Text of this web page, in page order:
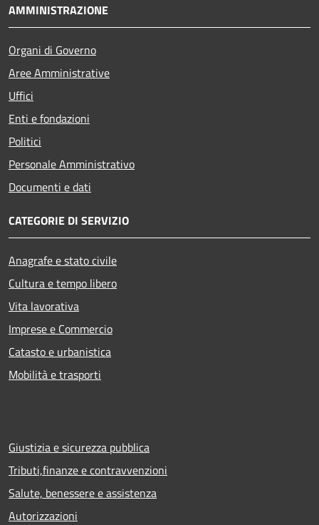
AMMINISTRAZIONE
Organi di Governo
Aree Amministrative
Uffici
Enti e fondazioni
Politici
Personale Amministrativo
Documenti e dati
CATEGORIE DI SERVIZIO
Anagrafe e stato civile
Cultura e tempo libero
Vita lavorativa
Imprese e Commercio
Catasto e urbanistica
Mobilità e trasporti
Giustizia e sicurezza pubblica
Tributi,finanze e contravvenzioni
Salute, benessere e assistenza
Autorizzazioni